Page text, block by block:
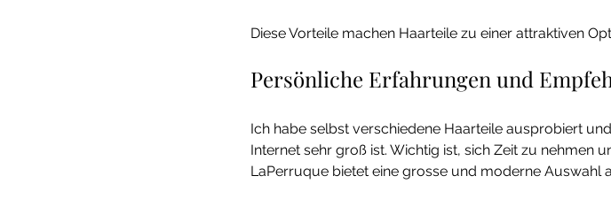
Diese Vorteile machen Haarteile zu einer attraktiven
Persönliche Erfahrungen und
Ich habe selbst verschiedene Haarteile ausprobiert
Internet sehr groß ist. Wichtig ist, sich Zeit zu nehmen
LaPerruque bietet eine grosse und moderne Auswahl